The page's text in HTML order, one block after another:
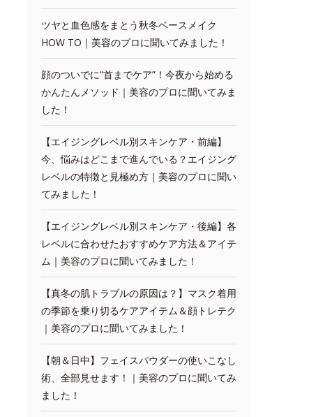
ツヤと血色感をまとう秋冬ベースメイク
HOW TO｜美容のプロに聞いてみました！
顔のついでに“首までケア”！今夜から始める
かんたんメソッド｜美容のプロに聞いてみま
した！
【エイジングレベル別スキンケア・前編】
今、悩みはどこまで進んでいる？エイジング
レベルの特徴と見極め方｜美容のプロに聞い
てみました！
【エイジングレベル別スキンケア・後編】各
レベルに合わせたおすすめケア方法＆アイテ
ム｜美容のプロに聞いてみました！
【真冬の肌トラブルの原因は？】マスク着用
の季節を乗り切るケアアイテム＆顔トレテク
｜美容のプロに聞いてみました！
【朝＆日中】フェイスパウダーの使いこなし
術、全部見せます！｜美容のプロに聞いてみ
ました！